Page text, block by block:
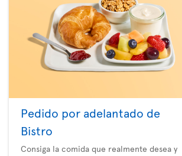
Pedido por adelantado de
Bistro
Consiga la comida que realmente desea y